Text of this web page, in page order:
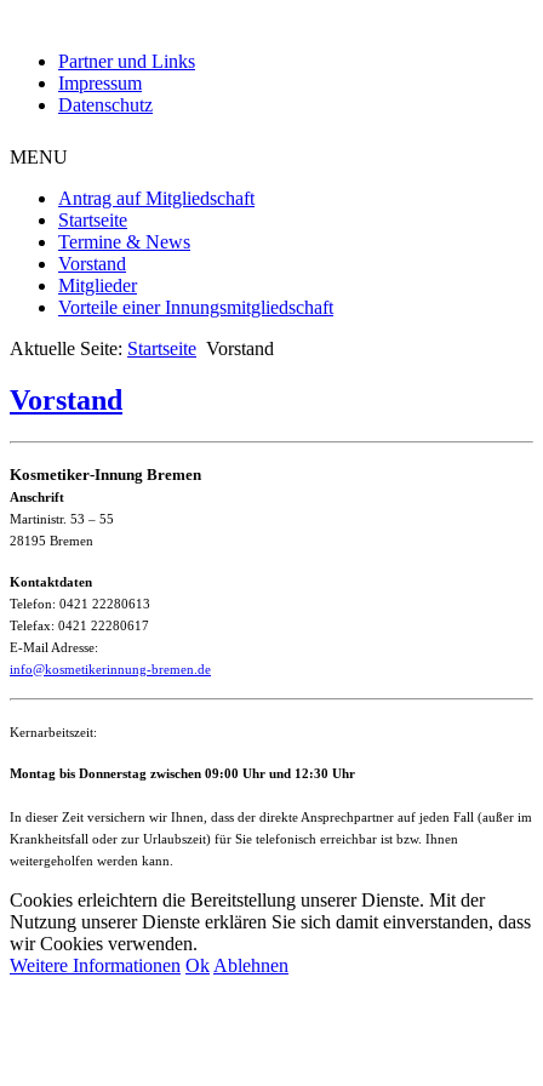
Partner und Links
Impressum
Datenschutz
MENU
Antrag auf Mitgliedschaft
Startseite
Termine & News
Vorstand
Mitglieder
Vorteile einer Innungsmitgliedschaft
Aktuelle Seite: Startseite Vorstand
Vorstand
Kosmetiker-Innung Bremen
Anschrift
Martinistr. 53 – 55
28195 Bremen
Kontaktdaten
Telefon: 0421 22280613
Telefax: 0421 22280617
E-Mail Adresse:
info@kosmetikerinnung-bremen.de
Kernarbeitszeit:
Montag bis Donnerstag zwischen 09:00 Uhr und 12:30 Uhr
In dieser Zeit versichern wir Ihnen, dass der direkte Ansprechpartner auf jeden Fall (außer im
Krankheitsfall oder zur Urlaubszeit) für Sie telefonisch erreichbar ist bzw. Ihnen
weitergeholfen werden kann.
Cookies erleichtern die Bereitstellung unserer Dienste. Mit der
Nutzung unserer Dienste erklären Sie sich damit einverstanden, dass
wir Cookies verwenden.
Weitere Informationen Ok Ablehnen